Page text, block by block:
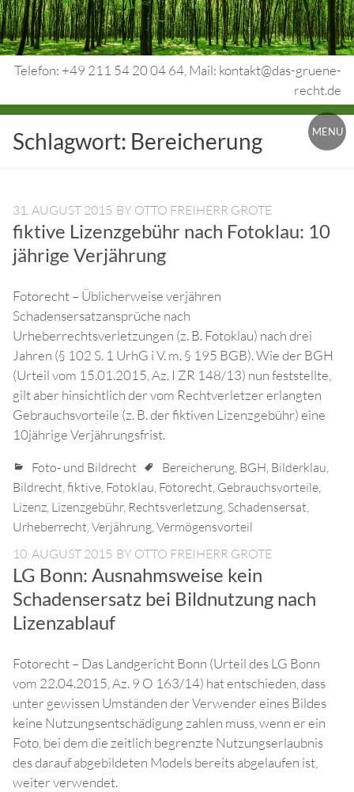
Skip
to
content
Telefon: +49 211 54 20 04 64, Mail: kontakt@das-gruene-
recht.de
Urheberrecht.
Medienrecht.
Rechtsschutz.
MENU
Schlagwort: Bereicherung
31. AUGUST 2015 BY OTTO FREIHERR GROTE
fiktive Lizenzgebühr nach Fotoklau: 10
jährige Verjährung
Fotorecht – Üblicherweise verjähren
Schadensersatzansprüche nach
Urheberrechtsverletzungen (z. B. Fotoklau) nach drei
Jahren (§ 102 S. 1 UrhG i V. m. § 195 BGB). Wie der BGH
(Urteil vom 15.01.2015, Az. I ZR 148/13) nun feststellte,
gilt aber hinsichtlich der vom Rechtverletzer erlangten
Gebrauchsvorteile (z. B. der fiktiven Lizenzgebühr) eine
10jährige Verjährungsfrist.
Foto- und Bildrecht Bereicherung, BGH, Bilderklau,
Bildrecht,fiktive, Fotoklau, Fotorecht, Gebrauchsvorteile,
Lizenz, Lizenzgebühr, Rechtsverletzung, Schadensersat,
Urheberrecht,Verjährung,Vermögensvorteil
10. AUGUST 2015 BY OTTO FREIHERR GROTE
LG Bonn: Ausnahmsweise kein
Schadensersatz bei Bildnutzung nach
Lizenzablauf
Fotorecht – Das Landgericht Bonn (Urteil des LG Bonn
vom 22.04.2015, Az. 9 O 163/14) hat entschieden, dass
unter gewissen Umständen der Verwender eines Bildes
keine Nutzungsentschädigung zahlen muss, wenn er ein
Foto, bei dem die zeitlich begrenzte Nutzungserlaubnis
des darauf abgebildeten Models bereits abgelaufen ist,
weiter verwendet.